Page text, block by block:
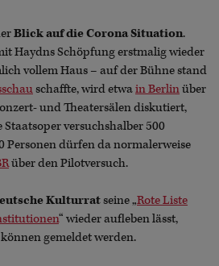
Blick auf die Corona Situation.
Haydns Schöpfung erstmalig wieder
vollem Haus – auf der Bühne stand
schaffte, wird etwain Berlinüber
und Theatersälen diskutiert,
versuchshalber 500
Personen dürfen da normalerweise
über den Pilotversuch.
Kulturratseine „Rote Liste
“ wieder aufleben lässt,
gemeldet werden.